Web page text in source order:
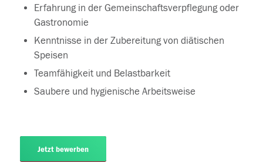
Erfahrung in der Gemeinschaftsverpflegung oder
Gastronomie​
Kenntnisse in der Zubereitung von diätischen
Speisen​
Teamfähigkeit und Belastbarkeit​
Saubere und hygienische Arbeitsweise​
Jetzt bewerben